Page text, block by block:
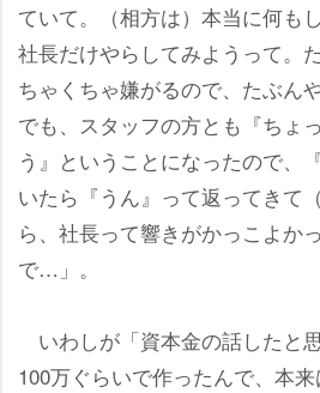
ていて。（相方は）本当に何も
社長だけやらしてみようって。
ちゃくちゃ嫌がるので、たぶん
でも、スタッフの方とも『ちょ
う』ということになったので、
いたら『うん』って返ってきて
ら、社長って響きがかっこよか
で…」。
いわしが「資本金の話したと
100万ぐらいで作ったんで、本